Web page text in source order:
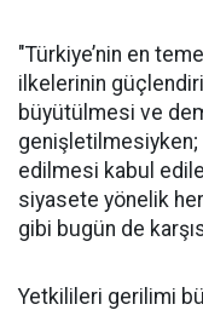
"Türkiye’nin en
ilkelerinin
büyütülmesi ve
genişletilmesiyken;
edilmesi kabul
siyasete yönelik
gibi bugün de
Yetkilileri gerilimi